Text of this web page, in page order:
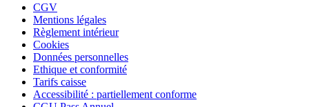
CGV
Mentions légales
Règlement intérieur
Cookies
Données personnelles
Ethique et conformité
Tarifs caisse
Accessibilité : partiellement conforme